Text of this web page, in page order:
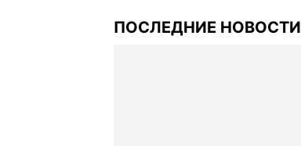
ПОСЛЕДНИЕ НОВОСТИ